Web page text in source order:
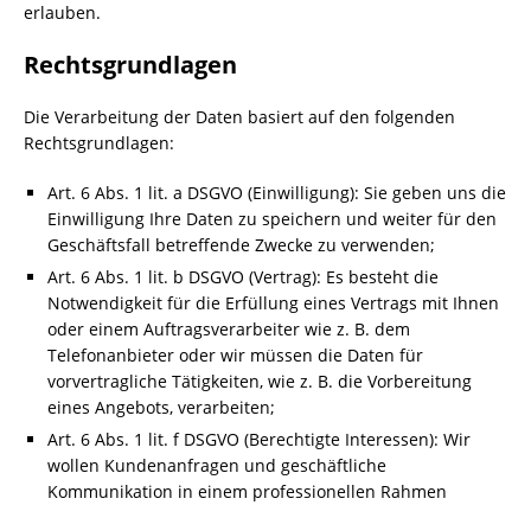
erlauben.
Rechtsgrundlagen
Die Verarbeitung der Daten basiert auf den folgenden
Rechtsgrundlagen:
Art. 6 Abs. 1 lit. a DSGVO (Einwilligung): Sie geben uns die
Einwilligung Ihre Daten zu speichern und weiter für den
Geschäftsfall betreffende Zwecke zu verwenden;
Art. 6 Abs. 1 lit. b DSGVO (Vertrag): Es besteht die
Notwendigkeit für die Erfüllung eines Vertrags mit Ihnen
oder einem Auftragsverarbeiter wie z. B. dem
Telefonanbieter oder wir müssen die Daten für
vorvertragliche Tätigkeiten, wie z. B. die Vorbereitung
eines Angebots, verarbeiten;
Art. 6 Abs. 1 lit. f DSGVO (Berechtigte Interessen): Wir
wollen Kundenanfragen und geschäftliche
Kommunikation in einem professionellen Rahmen